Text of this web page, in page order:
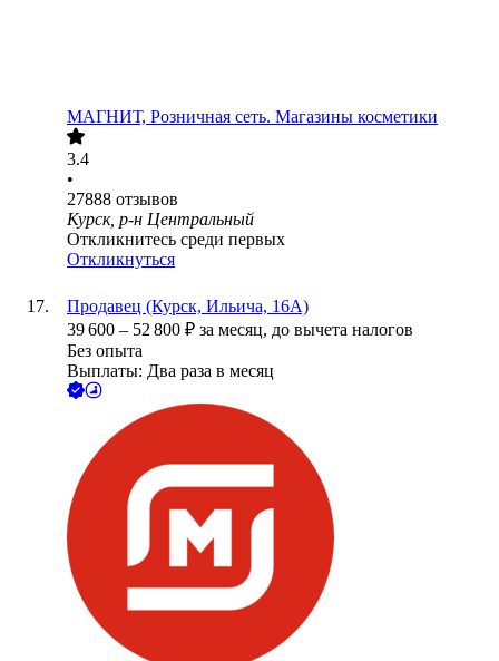
МАГНИТ, Розничная сеть. Магазины косметики
3.4
•
27888 отзывов
Курск, р-н Центральный
Откликнитесь среди первых
Откликнуться
Продавец (Курск, Ильича, 16А)
39 600 – 52 800 ₽ за месяц, до вычета налогов
Без опыта
Выплаты: Два раза в месяц